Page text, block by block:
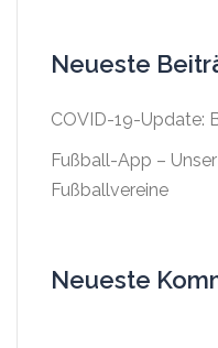
Neueste
COVID-19-Update:
Fußball-App –
Fußballvereine
Neueste